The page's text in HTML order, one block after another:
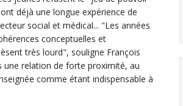
déjà une longue expérience de
social et médical... "Les années
conceptuelles et
très lourd", souligne François
une relation de forte proximité, au
comme étant indispensable à